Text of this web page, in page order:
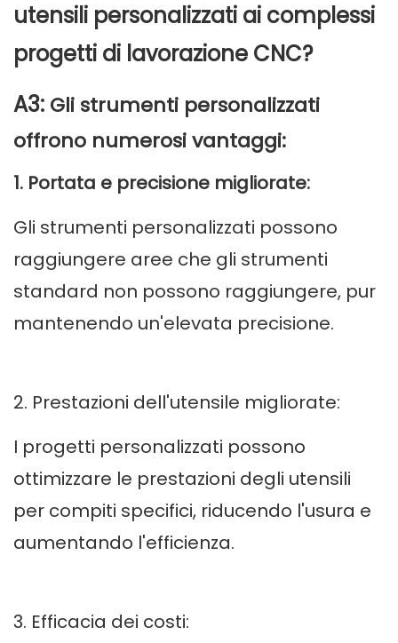
utensili personalizzati ai complessi
progetti di lavorazione CNC?
A3: Gli strumenti personalizzati
offrono numerosi vantaggi:
1. Portata e precisione migliorate:
Gli strumenti personalizzati possono
raggiungere aree che gli strumenti
standard non possono raggiungere, pur
mantenendo un'elevata precisione.
2. Prestazioni dell'utensile migliorate:
I progetti personalizzati possono
ottimizzare le prestazioni degli utensili
per compiti specifici, riducendo l'usura e
aumentando l'efficienza.
3. Efficacia dei costi: